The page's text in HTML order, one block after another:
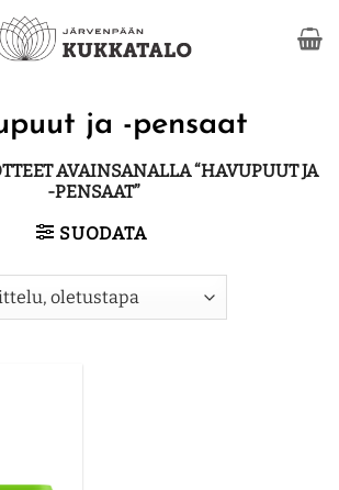
ja -pensaat
AVAINSANALLA “HAVUPUUT JA
-PENSAAT”
SUODATA